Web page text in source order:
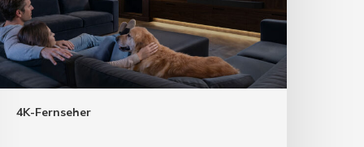
4K-Fernseher